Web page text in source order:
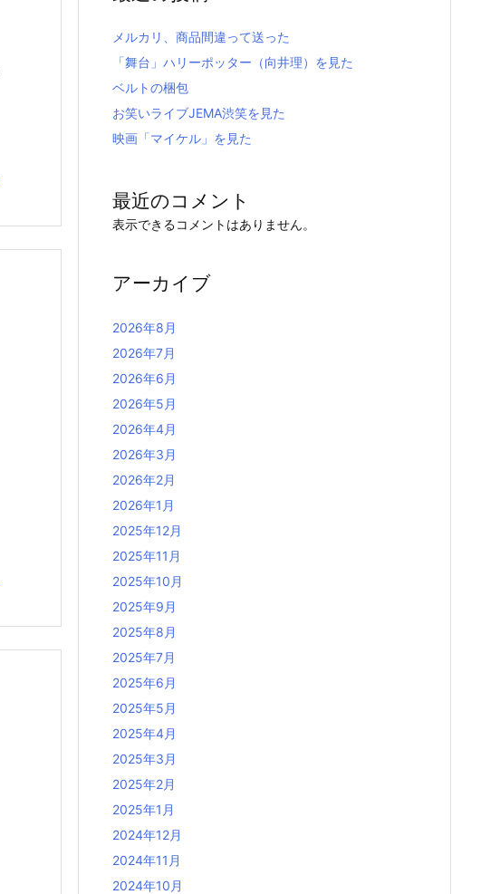
メルカリ、商品間違って送った
「舞台」ハリーポッター（向井理）を見た
ベルトの梱包
お笑いライブJEMA渋笑を見た
映画「マイケル」を見た
最近のコメント
表示できるコメントはありません。
アーカイブ
2026年8月
2026年7月
2026年6月
2026年5月
2026年4月
2026年3月
2026年2月
2026年1月
2025年12月
2025年11月
2025年10月
2025年9月
2025年8月
2025年7月
2025年6月
2025年5月
2025年4月
2025年3月
2025年2月
2025年1月
2024年12月
2024年11月
2024年10月